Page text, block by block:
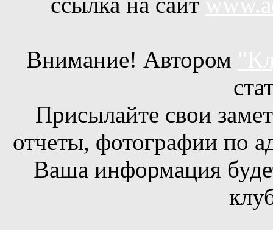
Внимание! Автором
Присылайте свои
отчеты, фотографии по
Ваша информация